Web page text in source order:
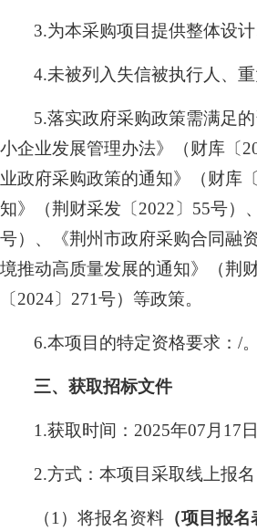
3.为本采购项目提供整体设
4.未被列入失信被执行人、
5.落实政府采购政策需满足
小企业发展管理办法》（财库〔
业政府采购政策的通知》（财库
知》（荆财采发〔2022〕55号）
号）、《荆州市政府采购合同融
境推动高质量发展的通知》（荆
〔2024〕271号）等政策。
6.本项目的特定资格要求：/。
三、获取招标文件
1.获取时间：2025年07月17
2.方式：本项目采取线上报
（1）将报名资料 （项目报名